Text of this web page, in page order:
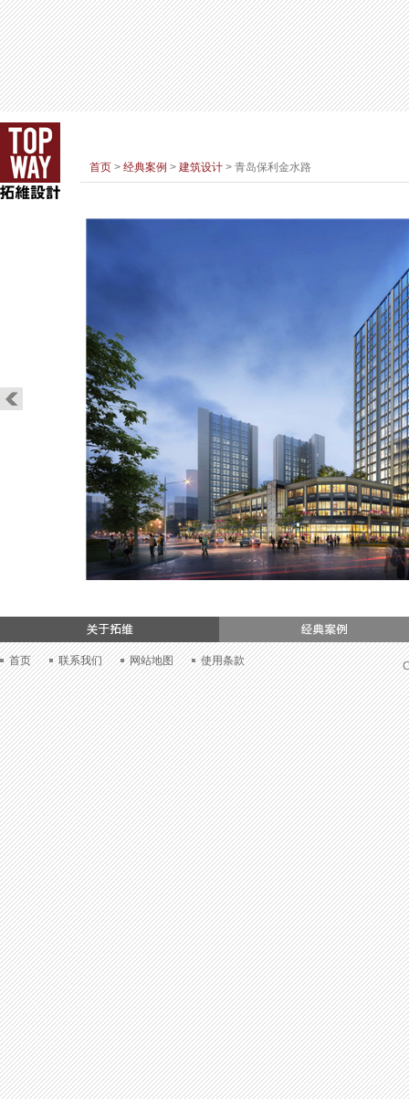
首页 > 经典案例 > 建筑设计 > 青岛保利金水路
首页 联系我们 网站地图 使用条款